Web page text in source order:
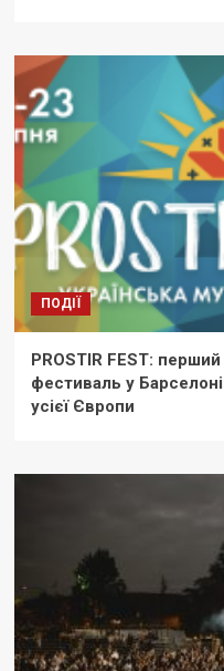
ПОДІЇ
PROSTIR FEST:
фестиваль у Барселоні
усієї Європи